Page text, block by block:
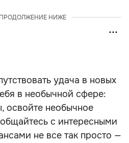
НИЖЕ
удача в новых
в необычной сфере:
освойте необычное
с интересными
не все так просто —